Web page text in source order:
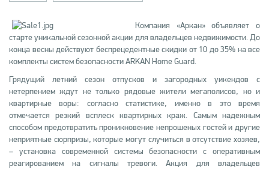
Компания «Аркан» объявляет о
старте уникальной сезонной акции для владельцев недвижимости. До
конца весны действуют беспрецедентные скидки от 10 до 35% на все
комплекты систем безопасности ARKAN Home Guard.
Грядущий летний сезон отпусков и загородных уикендов с
нетерпением ждут не только рядовые жители мегаполисов, но и
квартирные воры: согласно статистике, именно в это время
отмечается резкий всплеск квартирных краж. Самым надежным
способом предотвратить проникновение непрошеных гостей и другие
неприятные сюрпризы, которые могут случиться в отсутствие хозяев,
– установка современной системы безопасности с оперативным
реагированием на сигналы тревоги. Акция для владельцев